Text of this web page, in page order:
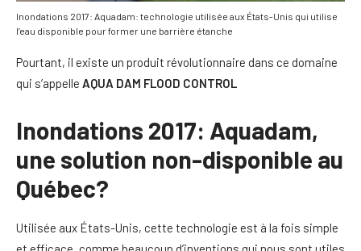
Inondations 2017: Aquadam: technologie utilisée aux États-Unis qui utilise
l’eau disponible pour former une barrière étanche
Pourtant, il existe un produit révolutionnaire dans ce domaine
qui s’appelle AQUA DAM FLOOD CONTROL
Inondations 2017: Aquadam,
une solution non-disponible au
Québec?
Utilisée aux États-Unis, cette technologie est à la fois simple